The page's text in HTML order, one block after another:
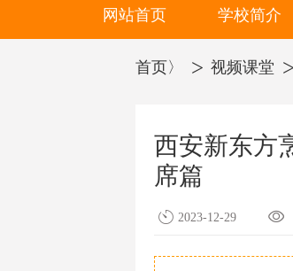
网站首页 学校简介
校园环境
首页〉 视频课堂
西安新东方
席篇
2023-12-29